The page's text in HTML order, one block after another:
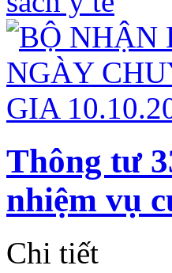
Thông tư
nhiệm vụ
Chi tiết